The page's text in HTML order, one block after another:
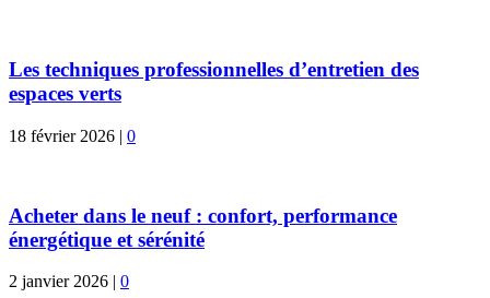
Les techniques professionnelles d’entretien des
espaces verts
18 février 2026 | 0
Acheter dans le neuf : confort, performance
énergétique et sérénité
2 janvier 2026 | 0